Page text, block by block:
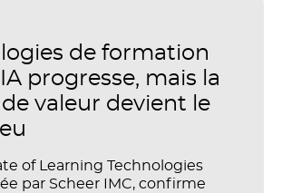
de formation
progresse, mais la
valeur devient le
of Learning Technologies
par Scheer IMC, confirme